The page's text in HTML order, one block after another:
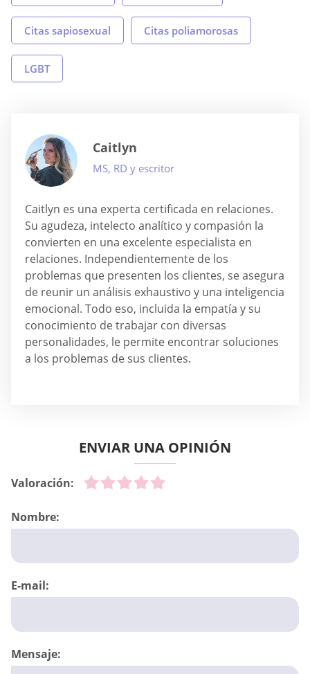
Citas sapiosexual Citas poliamorosas
LGBT
Caitlyn
MS, RD y escritor
Caitlyn es una experta certificada en relaciones.
Su agudeza, intelecto analítico y compasión la
convierten en una excelente especialista en
relaciones. Independientemente de los
problemas que presenten los clientes, se asegura
de reunir un análisis exhaustivo y una inteligencia
emocional. Todo eso, incluida la empatía y su
conocimiento de trabajar con diversas
personalidades, le permite encontrar soluciones
a los problemas de sus clientes.
ENVIAR UNA OPINIÓN
Valoración:
Nombre:
E-mail:
Mensaje: